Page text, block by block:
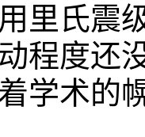
氏震
程度还
学术的